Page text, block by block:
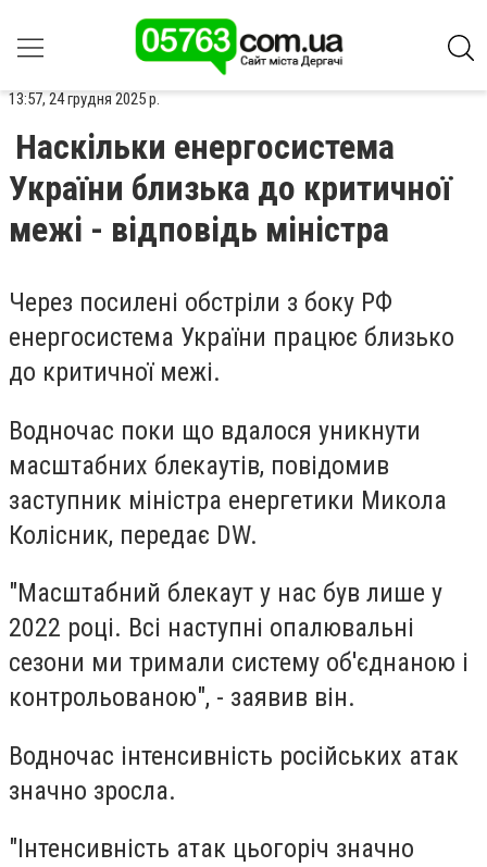
13:57, 24 грудня 2025 р.
Наскільки енергосистема
України близька до критичної
межі - відповідь міністра
Через посилені обстріли з боку РФ
енергосистема України працює близько
до критичної межі.
Водночас поки що вдалося уникнути
масштабних блекаутів, повідомив
заступник міністра енергетики Микола
Колісник, передає DW.
"Масштабний блекаут у нас був лише у
2022 році. Всі наступні опалювальні
сезони ми тримали систему об'єднаною і
контрольованою", - заявив він.
Водночас інтенсивність російських атак
значно зросла.
"Інтенсивність атак цьогоріч значно